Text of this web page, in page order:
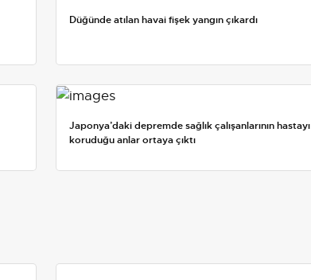
Düğünde atılan havai fişek yangın çıkardı
Japonya’daki depremde sağlık çalışanlarının hastayı
koruduğu anlar ortaya çıktı